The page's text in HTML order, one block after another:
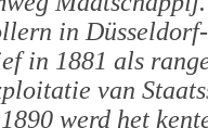
in
in 1881 als
van
werd het